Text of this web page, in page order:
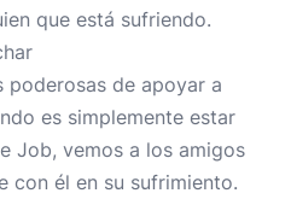
que está sufriendo.
poderosas de apoyar a
es simplemente estar
Job, vemos a los amigos
con él en su sufrimiento.